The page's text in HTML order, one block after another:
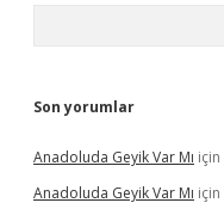
Son yorumlar
Anadoluda Geyik Var Mı için
Anadoluda Geyik Var Mı için